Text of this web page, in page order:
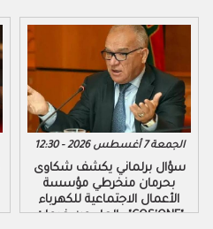
الجمعة 7 أغسطس 2026 - 12:30
سؤال برلماني يكشف شكاوى
بحرمان منخرطي مؤسسة
الأعمال الاجتماعية للكهرباء
والماء من خدمات "COS'ONE"